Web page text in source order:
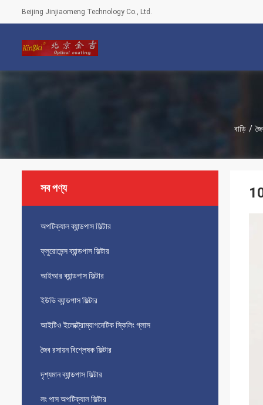
Beijing Jinjiaomeng Technology Co., Ltd.
বাড়ি /
সব পণ্য
অপটিক্যাল ব্যান্ডপাস ফিল্টার
ফ্লুরোসেন্স ব্যান্ডপাস ফিল্টার
আইআর ব্যান্ডপাস ফিল্টার
ইউভি ব্যান্ডপাস ফিল্টার
আইটিও ইলেক্ট্রোম্যাগনেটিক স্কিলিং গ্লাস
জৈব রসায়ন বিশ্লেষক ফিল্টার
দৃশ্যমান ব্যান্ডপাস ফিল্টার
লং পাস অপটিক্যাল ফিল্টার